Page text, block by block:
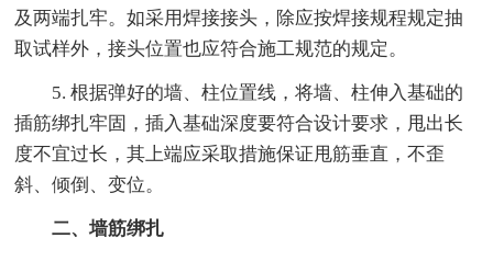
及两端扎牢。如采用焊接接头，除应按焊接规程规定抽
取试样外，接头位置也应符合施工规范的规定。
5. 根据弹好的墙、柱位置线，将墙、柱伸入基础的
插筋绑扎牢固，插入基础深度要符合设计要求，甩出长
度不宜过长，其上端应采取措施保证甩筋垂直，不歪
斜、倾倒、变位。
二、墙筋绑扎